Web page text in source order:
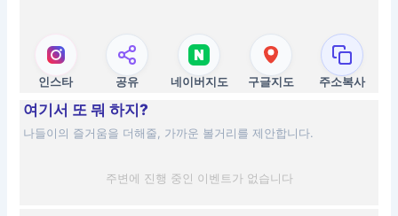
인스타 공유 네이버지도 구글지도 주소복사
여기서 또 뭐 하지?
나들이의 즐거움을 더해줄, 가까운 볼거리를 제안합니다.
주변에 진행 중인 이벤트가 없습니다